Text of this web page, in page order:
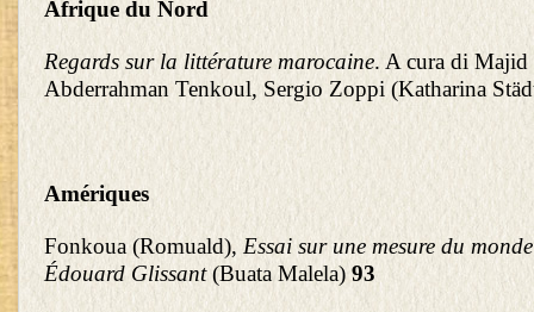
Afrique du Nord
Regards sur la littérature marocaine. A cura di Majid
Abderrahman Tenkoul, Sergio Zoppi (Katharina
Amériques
Fonkoua (Romuald),Essai sur une mesure du
Édouard Glissant(Buata Malela) 93